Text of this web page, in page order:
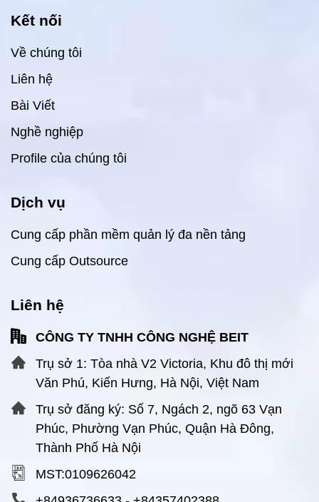
Kết nối
Về chúng tôi
Liên hệ
Bài Viết
Nghề nghiệp
Profile của chúng tôi
Dịch vụ
Cung cấp phần mềm quản lý đa nền tảng
Cung cấp Outsource
Liên hệ
CÔNG TY TNHH CÔNG NGHỆ BEIT
Trụ sở 1: Tòa nhà V2 Victoria, Khu đô thị mới
Văn Phú, Kiến Hưng, Hà Nội, Việt Nam
Trụ sở đăng ký: Số 7, Ngách 2, ngõ 63 Vạn
Phúc, Phường Vạn Phúc, Quận Hà Đông,
Thành Phố Hà Nội
MST:0109626042